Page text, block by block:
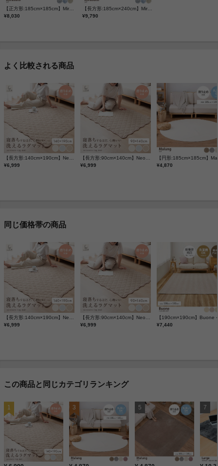
¥8,030
【長方形:185cm×240cm】Mirasuto ラグ
¥9,790
よく比較される商品
【長方形:140cm×190cm】Neochill sarasara ラグ
¥6,999
【長方形:90cm×140cm】Neochill sarasara ラグ
¥6,999
¥4,870
同じ価格帯の商品
【長方形:140cm×190cm】Neochill sarasara ラグ
¥6,999
【長方形:90cm×140cm】Neochill sarasara ラグ
¥6,999
¥7,440
この商品と同じカテゴリランキング